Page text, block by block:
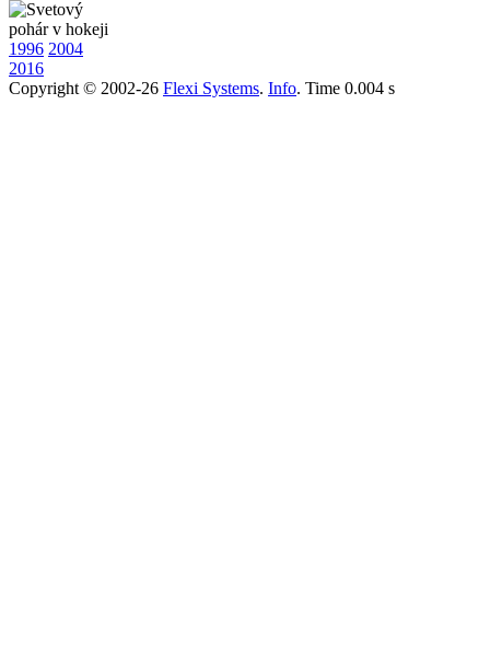
1996 2004
2016
Copyright © 2002-26 Flexi Systems. Info. Time 0.004 s